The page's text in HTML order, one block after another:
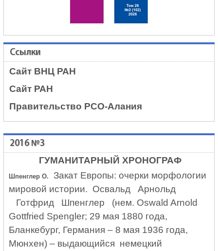
Ссылки
Сайт ВНЦ РАН
Сайт РАН
Правительство РСО-Алания
2016 №3
ГУМАНИТАРНЫЙ ХРОНОГРАФ
Шпенглер О.
Закат Европы: очерки морфологии
мировой истории. Освальд Арнольд
Готфрид Шпенглер (нем. Oswald Arnold
Gottfried Spengler; 29 мая 1880 года,
Бланкебург, Германия – 8 мая 1936 года,
Мюнхен) – выдающийся немецкий